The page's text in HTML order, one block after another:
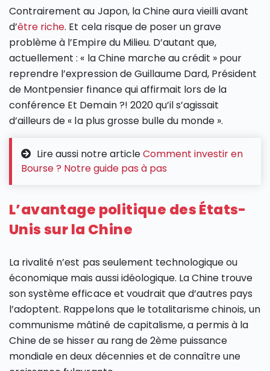
Contrairement au Japon, la Chine aura vieilli avant
d’être riche. Et cela risque de poser un grave
problème à l’Empire du Milieu. D’autant que,
actuellement : « la Chine marche au crédit » pour
reprendre l’expression de Guillaume Dard, Président
de Montpensier finance qui affirmait lors de la
conférence Et Demain ?! 2020 qu’il s’agissait
d’ailleurs de « la plus grosse bulle du monde ».
Lire aussi notre articleComment investir en
Bourse ? Notre guide pas à pas
L’avantage politique des États-
Unis sur la Chine
La rivalité n’est pas seulement technologique ou
économique mais aussi idéologique. La Chine trouve
son système efficace et voudrait que d’autres pays
l’adoptent. Rappelons que le totalitarisme chinois, un
communisme mâtiné de capitalisme, a permis à la
Chine de se hisser au rang de 2ème puissance
mondiale en deux décennies et de connaître une